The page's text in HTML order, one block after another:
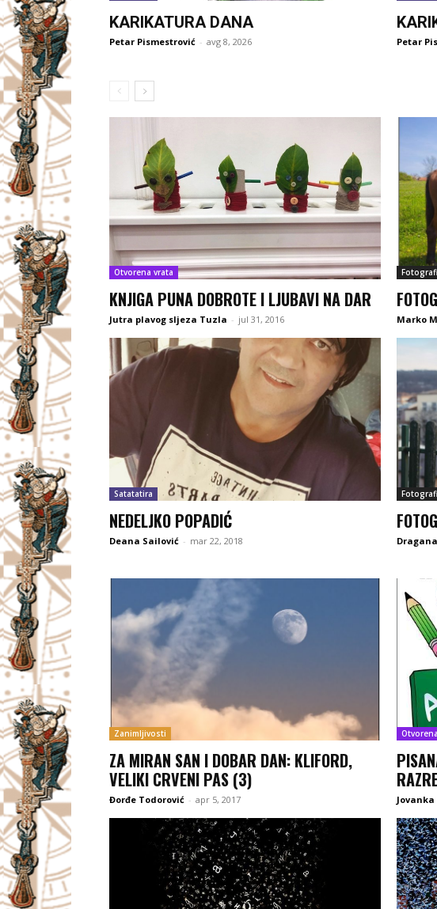
KARIKATURA DANA
Petar Pismestrović - avg 8, 2026 Petar
Otvorena vrata
KNJIGA PUNA DOBROTE I LJUBAVI NA DAR
Jutra plavog sljeza Tuzla - jul 31, 2016 Marko
Satatatira
NEDELJKO POPADIĆ
Deana Sailović - mar 22, 2018
Zanimljivosti
ZA MIRAN SAN I DOBAR DAN: KLIFORD,
VELIKI CRVENI PAS (3)
Đorđe Todorović - apr 5, 2017